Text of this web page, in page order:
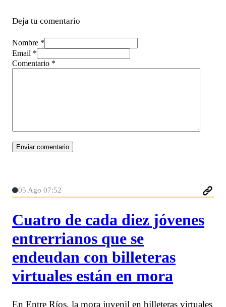
Deja tu comentario
Nombre *
Email *
Comentario *
05 Ago 07:52
Cuatro de cada diez jóvenes
entrerrianos que se
endeudan con billeteras
virtuales están en mora
En Entre Ríos, la mora juvenil en billeteras virtuales